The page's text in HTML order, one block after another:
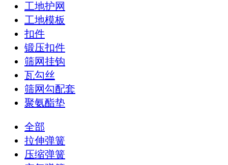
工地护网
工地模板
扣件
锻压扣件
筛网挂钩
瓦勾丝
筛网勾配套
聚氨酯垫
全部
拉伸弹簧
压缩弹簧